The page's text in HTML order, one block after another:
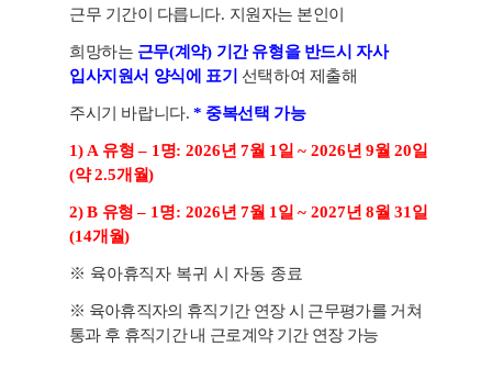
근무 기간이 다릅니다. 지원자는 본인이
희망하는 근무(계약) 기간유형을 반드시 자사
입사지원서 양식에 표기
선택하여 제출해
주시기 바랍니다.* 중복선택 가능
1) A 유형– 1 명: 2026년7월 1 일~ 2026년9월20일
(약2.5개월)
2)B 유형– 1 명: 2026년7월 1 일~ 2027년8월31 일
(14개월)
※ 육아휴직자 복귀 시 자동 종료
※ 육아휴직자의 휴직기간 연장 시 근무평가를 거쳐
통과 후 휴직기간 내 근로계약 기간 연장 가능